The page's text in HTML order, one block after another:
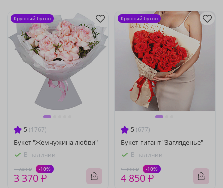
5 (1767)
Букет "Жемчужина любви"
В наличии
3 740 ₽ -10%
3 370 ₽
Крупный бутон
5 (677)
Букет-гигант "Загляденье"
В наличии
5 390 ₽ -10%
4 850 ₽
Крупный бутон